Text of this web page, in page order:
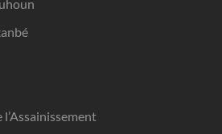
l’Assainissement